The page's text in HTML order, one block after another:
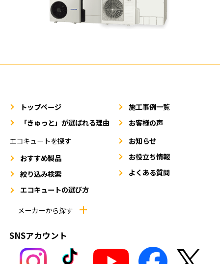
トップページ
「きゅっと」が選ばれる理由
エコキュートを探す
おすすめ製品
絞り込み検索
エコキュートの選び方
メーカーから探す
施工事例一覧
お客様の声
お知らせ
お役立ち情報
よくある質問
SNSアカウント